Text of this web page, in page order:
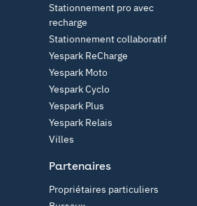
Stationnement pro avec
recharge
Stationnement collaboratif
Yespark ReCharge
Yespark Moto
Yespark Cyclo
Yespark Plus
Yespark Relais
Villes
Partenaires
Propriétaires particuliers